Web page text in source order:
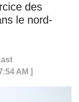
des
le nord-
AM ]